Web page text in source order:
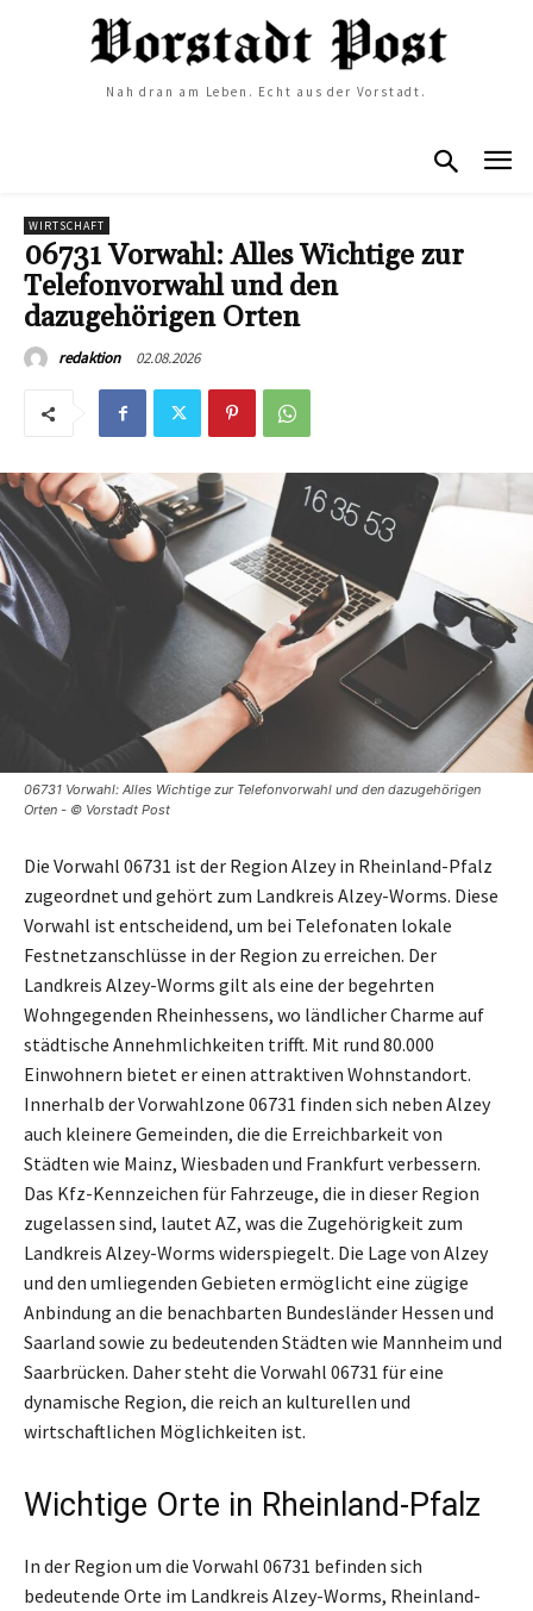
Nah dran am Leben. Echt aus der Vorstadt.
WIRTSCHAFT
06731 Vorwahl: Alles Wichtige zur
Telefonvorwahl und den
dazugehörigen Orten
redaktion 02.08.2026
06731 Vorwahl: Alles Wichtige zur Telefonvorwahl und den dazugehörigen
Orten - © Vorstadt Post
Die Vorwahl 06731 ist der Region Alzey in Rheinland-Pfalz
zugeordnet und gehört zum Landkreis Alzey-Worms. Diese
Vorwahl ist entscheidend, um bei Telefonaten lokale
Festnetzanschlüsse in der Region zu erreichen. Der
Landkreis Alzey-Worms gilt als eine der begehrten
Wohngegenden Rheinhessens, wo ländlicher Charme auf
städtische Annehmlichkeiten trifft. Mit rund 80.000
Einwohnern bietet er einen attraktiven Wohnstandort.
Innerhalb der Vorwahlzone 06731 finden sich neben Alzey
auch kleinere Gemeinden, die die Erreichbarkeit von
Städten wie Mainz, Wiesbaden und Frankfurt verbessern.
Das Kfz-Kennzeichen für Fahrzeuge, die in dieser Region
zugelassen sind, lautet AZ, was die Zugehörigkeit zum
Landkreis Alzey-Worms widerspiegelt. Die Lage von Alzey
und den umliegenden Gebieten ermöglicht eine zügige
Anbindung an die benachbarten Bundesländer Hessen und
Saarland sowie zu bedeutenden Städten wie Mannheim und
Saarbrücken. Daher steht die Vorwahl 06731 für eine
dynamische Region, die reich an kulturellen und
wirtschaftlichen Möglichkeiten ist.
Wichtige Orte in Rheinland-Pfalz
In der Region um die Vorwahl 06731 befinden sich
bedeutende Orte im Landkreis Alzey-Worms, Rheinland-